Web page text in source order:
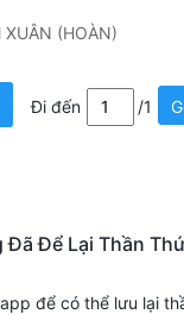
(HOÀN)
Đi đến /1
Đã Để Lại Thần
để có thể lưu lại